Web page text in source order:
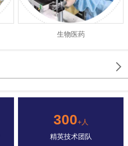
生物医药

300+人
精英技术团队